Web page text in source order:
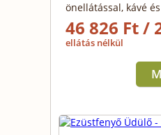
önellátással, kávé
46 826 Ft /
ellátás nélkül